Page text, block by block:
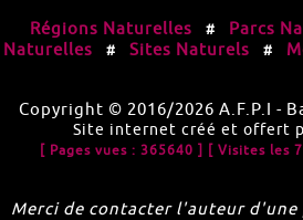
Régions Naturelles # Parcs
Naturelles # Sites Naturels #
Copyright © 2016/2026 A.F.P.I -
Site internet créé et offert
[ Pages vues : 365640 ] [ Visites les
Merci de contacter l'auteur